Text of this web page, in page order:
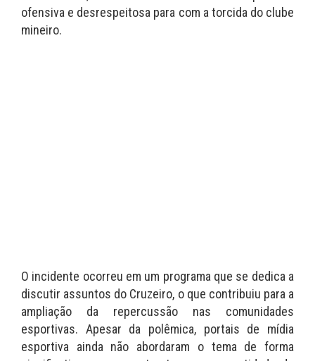
ofensiva e desrespeitosa para com a torcida do clube
mineiro.
O incidente ocorreu em um programa que se dedica a
discutir assuntos do Cruzeiro, o que contribuiu para a
ampliação da repercussão nas comunidades
esportivas. Apesar da polêmica, portais de mídia
esportiva ainda não abordaram o tema de forma